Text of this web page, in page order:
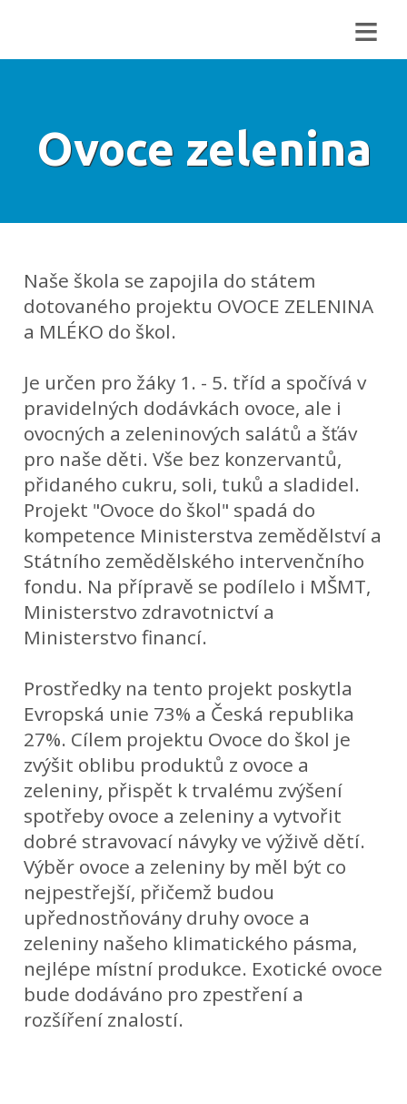
≡
Ovoce zelenina
Naše škola se zapojila do státem
dotovaného projektu OVOCE ZELENINA
a MLÉKO do škol.
Je určen pro žáky 1. - 5. tříd a spočívá v
pravidelných dodávkách ovoce, ale i
ovocných a zeleninových salátů a šťáv
pro naše děti. Vše bez konzervantů,
přidaného cukru, soli, tuků a sladidel.
Projekt "Ovoce do škol" spadá do
kompetence Ministerstva zemědělství a
Státního zemědělského intervenčního
fondu. Na přípravě se podílelo i MŠMT,
Ministerstvo zdravotnictví a
Ministerstvo financí.
Prostředky na tento projekt poskytla
Evropská unie 73% a Česká republika
27%. Cílem projektu Ovoce do škol je
zvýšit oblibu produktů z ovoce a
zeleniny, přispět k trvalému zvýšení
spotřeby ovoce a zeleniny a vytvořit
dobré stravovací návyky ve výživě dětí.
Výběr ovoce a zeleniny by měl být co
nejpestřejší, přičemž budou
upřednostňovány druhy ovoce a
zeleniny našeho klimatického pásma,
nejlépe místní produkce. Exotické ovoce
bude dodáváno pro zpestření a
rozšíření znalostí.